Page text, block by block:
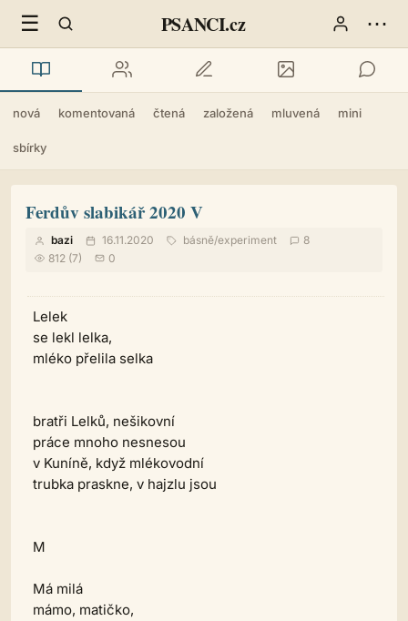
☰ PSANCI.cz ⋯
nová komentovaná čtená založená mluvená mini
sbírky
Ferdův slabikář 2020 V
bazi 16.11.2020 básně/experiment
8
812 (7)
0
Lelek
se lekl lelka,
mléko přelila selka
bratři Lelků, nešikovní
práce mnoho nesnesou
v Kuníně, když mlékovodní
trubka praskne, v hajzlu jsou
M
Má milá
mámo, matičko,